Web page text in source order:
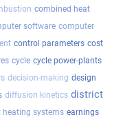
combined heat
software computer
control parameters cost
cycle cycle power-plants
decision-making design
diffusion kinetics district
heating systems earnings